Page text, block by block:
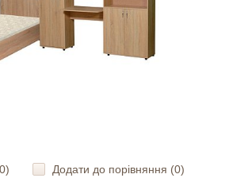
0) Додати до порівняння (0)